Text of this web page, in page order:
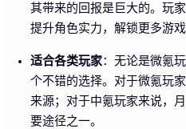
其带来的回报是巨大的。玩
提升角色实力，解锁更多游戏
适合各类玩家：无论是微氪
个不错的选择。对于微氪玩
来源；对于中氪玩家来说，
要途径之一。